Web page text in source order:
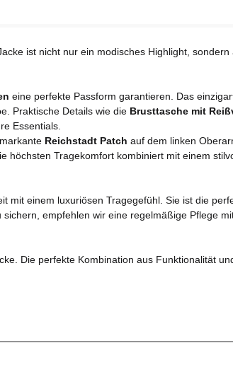
ist nicht nur ein modisches Highlight,
eine perfekte Passform garantieren. Das
Praktische Details wie die Brusttasche mit
Essentials.
Reichstadt Patch auf dem linken
höchsten Tragekomfort kombiniert mit einem
mit einem luxuriösen Tragegefühl. Sie ist die
empfehlen wir eine regelmäßige Pflege
Die perfekte Kombination aus Funktionalität